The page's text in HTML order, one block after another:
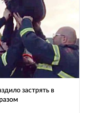
застрять в